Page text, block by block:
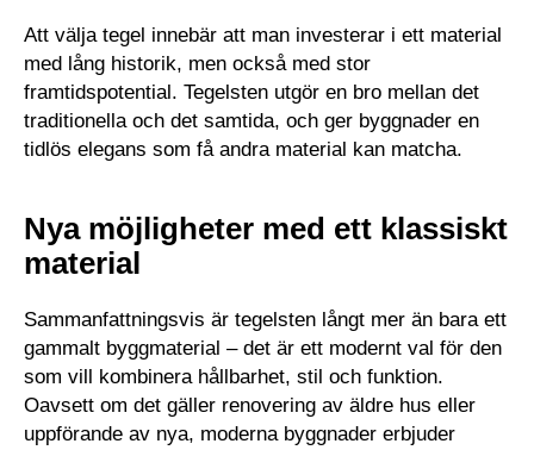
Att välja tegel innebär att man investerar i ett material
med lång historik, men också med stor
framtidspotential. Tegelsten utgör en bro mellan det
traditionella och det samtida, och ger byggnader en
tidlös elegans som få andra material kan matcha.
Nya möjligheter med ett klassiskt
material
Sammanfattningsvis är tegelsten långt mer än bara ett
gammalt byggmaterial – det är ett modernt val för den
som vill kombinera hållbarhet, stil och funktion.
Oavsett om det gäller renovering av äldre hus eller
uppförande av nya, moderna byggnader erbjuder